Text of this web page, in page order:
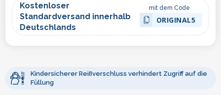
Kostenloser
Standardversand innerhalb
Deutschlands
mit dem Code
ORIGINAL5
Kindersicherer Reißverschluss verhindert Zugriff auf die
Füllung